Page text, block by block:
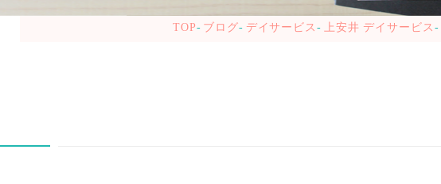
TOP ブログ デイサービス 上安井 デイサービス